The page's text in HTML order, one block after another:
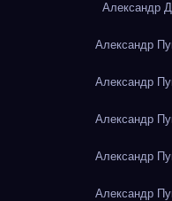
Александр
Александр
Александр
Александр
Александр
Александр